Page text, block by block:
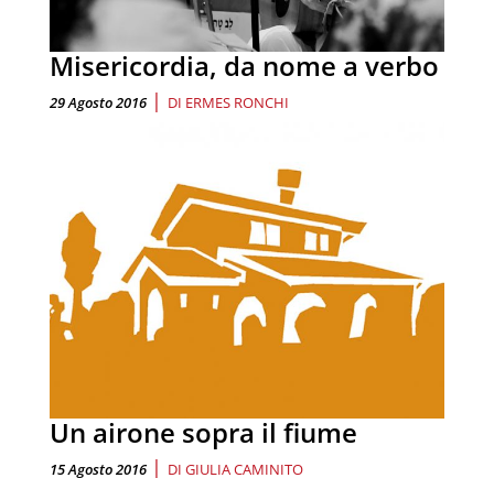
Misericordia, da nome a verbo
29 Agosto 2016 | DI ERMES RONCHI
Un airone sopra il fiume
15 Agosto 2016 | DI GIULIA CAMINITO